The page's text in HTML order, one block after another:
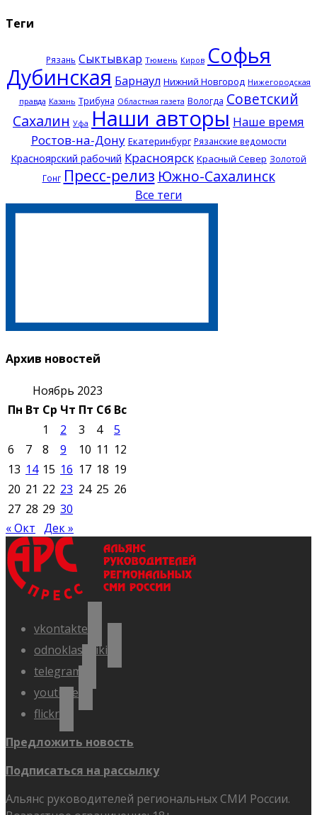
Теги
Рязань Сыктывкар Тюмень Киров Софья
Дубинская Барнаул Нижний Новгород Нижегородская
правда Казань Трибуна Областная газета Вологда Советский
Сахалин Уфа Наши авторы Наше время
Ростов-на-Дону Екатеринбург Рязанские ведомости
Красноярский рабочий Красноярск Красный Север Золотой
Гонг Пресс-релиз Южно-Сахалинск
Все теги
Архив новостей
Ноябрь 2023
Пн Вт Ср Чт Пт Сб Вс
1
2 3 4
5
6
7 8 9 10 11 12
13 14 15 16 17 18 19
20 21 22 23 24 25 26
27 28 29 30
« Окт Дек »
vkontakte
odnoklassniki
telegram
youtube
flickr
Предложить новость
Подписаться на рассылку
Альянс руководителей региональных СМИ России.